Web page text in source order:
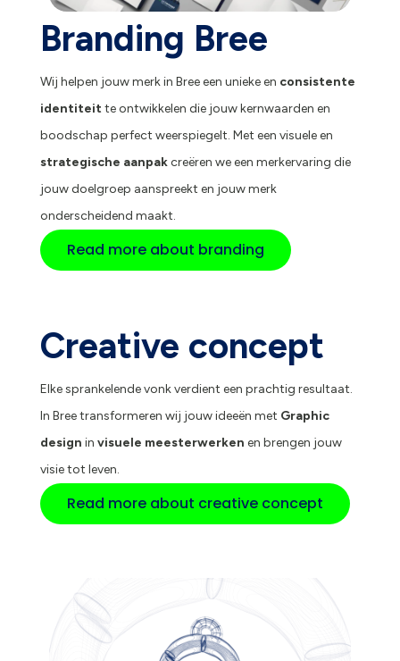
Branding Bree
Wij helpen jouw merk in Bree een unieke en consistente
identiteitte ontwikkelen die jouw kernwaarden en
boodschap perfect weerspiegelt. Met een visuele en
strategische aanpakcreëren we een merkervaring die
jouw doelgroep aanspreekt en jouw merk
onderscheidend maakt.
Read more about branding
Creative concept
Elke sprankelende vonk verdient een prachtig resultaat.
In Bree transformeren wij jouw ideeën met Graphic
design in visuele meesterwerken en brengen jouw
visie tot leven.
Read more about creative concept